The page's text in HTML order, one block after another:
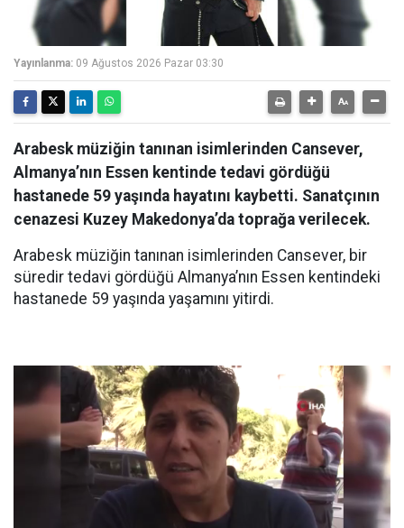
Yayınlanma: 09 Ağustos 2026 Pazar 03:30
Arabesk müziğin tanınan isimlerinden Cansever,
Almanya’nın Essen kentinde tedavi gördüğü
hastanede 59 yaşında hayatını kaybetti. Sanatçının
cenazesi Kuzey Makedonya’da toprağa verilecek.
Arabesk müziğin tanınan isimlerinden Cansever, bir
süredir tedavi gördüğü Almanya’nın Essen kentindeki
hastanede 59 yaşında yaşamını yitirdi.